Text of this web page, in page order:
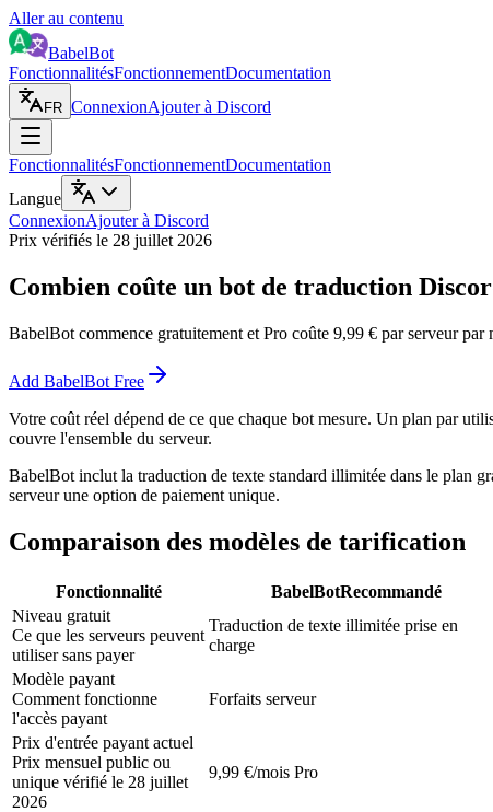
Aller au contenu
BabelBot
FonctionnalitésFonctionnementDocumentation
FR ConnexionAjouter à Discord
FonctionnalitésFonctionnementDocumentation
Langue
ConnexionAjouter à Discord
Prix vérifiés le 28 juillet 2026
Combien coûte un bot de traduction
BabelBot commence gratuitement et Pro coûte 9,99 € par serveur
Add BabelBot Free
Votre coût réel dépend de ce que chaque bot mesure. Un plan par
couvre l'ensemble du serveur.
BabelBot inclut la traduction de texte standard illimitée dans le plan
serveur une option de paiement unique.
Comparaison des modèles de tarification
Fonctionnalité BabelBotRecommandé
Niveau gratuit
Ce que les serveurs peuvent
utiliser sans payer
Traduction de texte illimitée prise en
charge
Modèle payant
Comment fonctionne
l'accès payant
Forfaits serveur
Prix d'entrée payant actuel
Prix mensuel public ou
unique vérifié le 28 juillet
2026
9,99 €/mois Pro